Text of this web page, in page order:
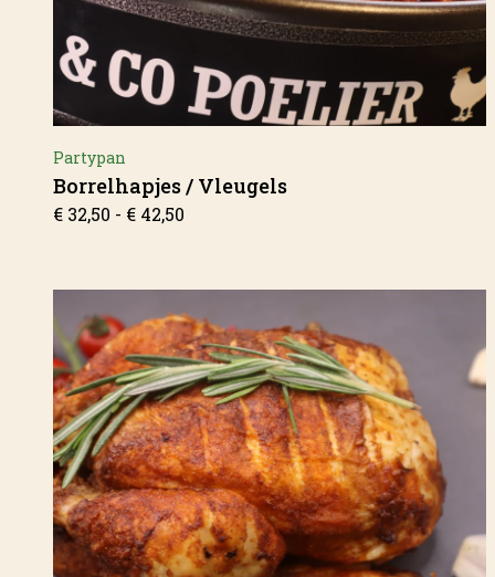
Partypan
Borrelhapjes / Vleugels
€ 32,50 - € 42,50
€ 42,50